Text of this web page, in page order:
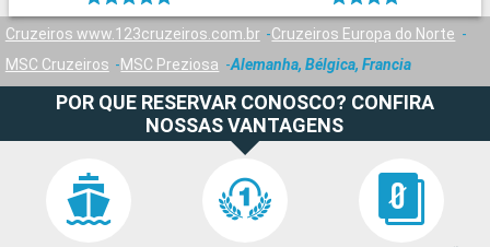
Cruzeiros www.123cruzeiros.com.br
Cruzeiros Europa do Norte
MSC Cruzeiros
MSC Preziosa Alemanha, Bélgica, Francia
POR QUE RESERVAR CONOSCO? CONFIRA
NOSSAS VANTAGENS